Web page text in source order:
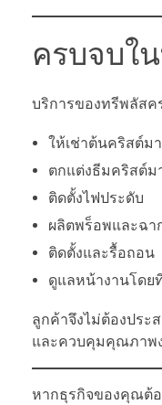
ครบจบใ
บริการของทรีพลัส
ให้เช่าต้นคริสต์ม
ตกแต่งธีมคริสต์ม
ติดตั้งไฟประดับ
ผลิตพร็อพและฉา
ติดตั้งและรื้อถอน
ดูแลหน้างานโดย
ลูกค้าจึงไม่ต้องประ
และควบคุมคุณภาพง
หากธุรกิจของคุณต้อ